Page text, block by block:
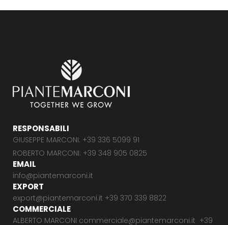
RESPONSABILI
GIUSEPPE MARCONI: +39 336 5099 91
ROBERTO MARCONI: +39 348 905 0825
EMAIL
info@piantemarconi.it
EXPORT
export@piantemarconi.it +39 370 339 8822
COMMERCIALE
ALBERTO MARCONI commerciale@piantemarconi.it +39